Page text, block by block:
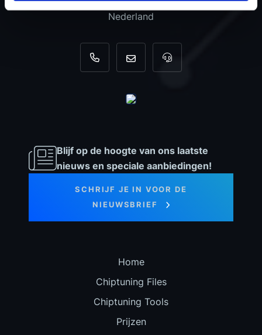
Nederland
+31 35 820 0967
info@dyno-Voor tool support,
Blijf op de hoogte van ons laatste
nieuws en speciale aanbiedingen!
SCHRIJF JE IN VOOR DE
NIEUWSBRIEF
Home
Chiptuning Files
Chiptuning Tools
Prijzen